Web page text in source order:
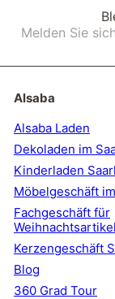
Abonnieren
Melden
unsere
Mailingliste
an
Alsaba
Alsaba Laden
Dekoladen im
Kinderladen
Möbelgeschäft
Fachgeschäft für
Weihnachtsartikel
Kerzengeschäft
Blog
360 Grad Tour